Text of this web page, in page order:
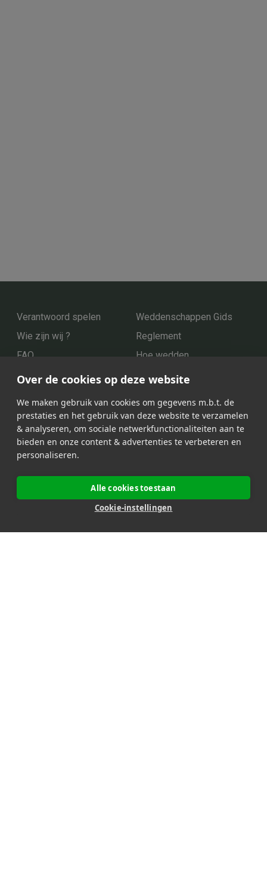
Verantwoord spelen
Weddenschappen Gids
Wie zijn wij ?
Reglement
FAQ
Hoe wedden
Video Live
Support
Onze partners
Onze betaalmethoden
Over de cookies op deze website
We maken gebruik van cookies om gegevens m.b.t. de
prestaties en het gebruik van deze website te verzamelen
& analyseren, om sociale netwerkfunctionaliteiten aan te
bieden en onze content & advertenties te verbeteren en
personaliseren.
Alle cookies toestaan
Cookie-instellingen